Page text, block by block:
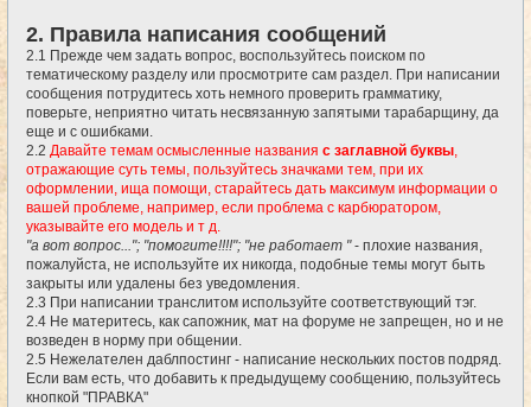
2. Правила написания сообщений
2.1 Прежде чем задать вопрос, воспользуйтесь поиском по
тематическому разделу или просмотрите сам раздел. При написании
сообщения потрудитесь хоть немного проверить грамматику,
поверьте, неприятно читать несвязанную запятыми тарабарщину, да
еще и с ошибками.
2.2 Давайте темам осмысленные названия с заглавной буквы,
отражающие суть темы, пользуйтесь значками тем, при их
оформлении, ища помощи, старайтесь дать максимум информации о
вашей проблеме, например, если проблема с карбюратором,
указывайте его модель и т д.
"а вот вопрос..."; "помогите!!!!"; "не работает "- плохие названия,
пожалуйста, не используйте их никогда, подобные темы могут быть
закрыты или удалены без уведомления.
2.3 При написании транслитом используйте соответствующий тэг.
2.4 Не материтесь, как сапожник, мат на форуме не запрещен, но и не
возведен в норму при общении.
2.5 Нежелателен даблпостинг - написание нескольких постов подряд.
Если вам есть, что добавить к предыдущему сообщению, пользуйтесь
кнопкой "ПРАВКА"